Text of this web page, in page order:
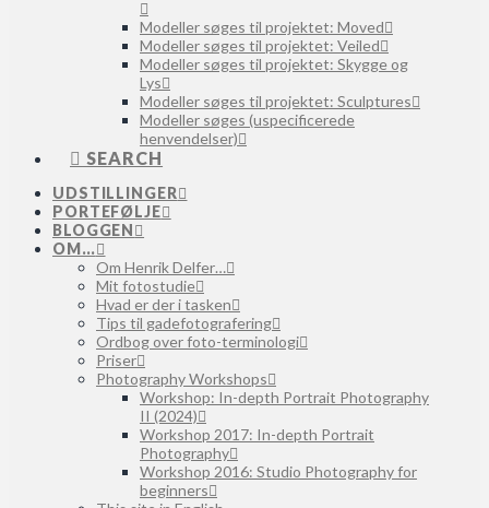
Modeller søges til projektet: Moved
Modeller søges til projektet: Veiled
Modeller søges til projektet: Skygge og
Lys
Modeller søges til projektet: Sculptures
Modeller søges (uspecificerede
henvendelser)
SEARCH
UDSTILLINGER
PORTEFØLJE
BLOGGEN
OM…
Om Henrik Delfer…
Mit fotostudie
Hvad er der i tasken
Tips til gadefotografering
Ordbog over foto-terminologi
Priser
Photography Workshops
Workshop: In-depth Portrait Photography
II (2024)
Workshop 2017: In-depth Portrait
Photography
Workshop 2016: Studio Photography for
beginners